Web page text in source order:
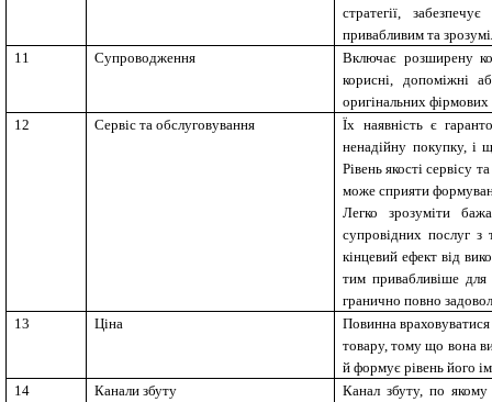
стратегії,
привабливим та
11
Супроводження
Включає розширену
корисні, допоміжні
оригінальних
12
Сервіс та обслуговування
Їх наявність є
ненадійну покупку, і
Рівень якості сервісу
може сприяти
Легко зрозуміти
супровідних послуг
кінцевий ефект від
тим привабливіше
гранично повно
13
Ціна
Повинна
товару, тому що вона
й формує рівень його
14
Канали збуту
Канал збуту, по якому